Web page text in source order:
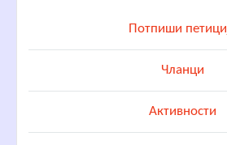
Потпиши
Чланци
Активности